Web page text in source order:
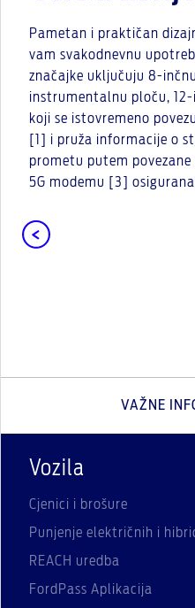
Pametan i praktičan
vam svakodnevnu
značajke uključuju 8-
instrumentalnu ploču, 12-
koji se istovremeno
[1] i pruža informacije o
prometu putem
5G modemu [3]
VAŽNE
Vozila
Cjenici i brošure
Punjenje električnih i
REACH uredba
FordPass Aplikacija